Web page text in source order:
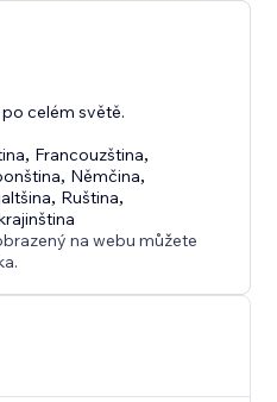
celém světě.
, Francouzština,
, Němčina,
, Ruština,
na webu můžete